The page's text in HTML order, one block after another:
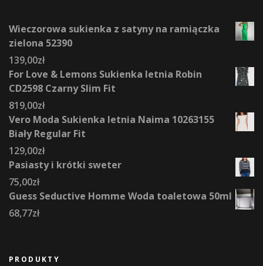
Wieczorowa sukienka z satyny na ramiączka
zielona 52390
139,00zł
For Love & Lemons Sukienka letnia Robin
CD2598 Czarny Slim Fit
819,00zł
Vero Moda Sukienka letnia Naima 10263155
Biały Regular Fit
129,00zł
Pasiasty i krótki sweter
75,00zł
Guess Seductive Homme Woda toaletowa 50ml
68,77zł
PRODUKTY